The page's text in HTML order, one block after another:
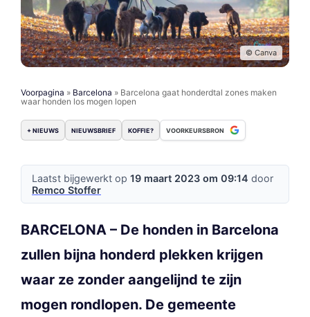
© Canva
Voorpagina » Barcelona » Barcelona gaat honderdtal zones maken
waar honden los mogen lopen
+ NIEUWS NIEUWSBRIEF KOFFIE? VOORKEURSBRON
Laatst bijgewerkt op 19 maart 2023 om 09:14 door
Remco Stoffer
BARCELONA – De honden in Barcelona
zullen bijna honderd plekken krijgen
waar ze zonder aangelijnd te zijn
mogen rondlopen. De gemeente